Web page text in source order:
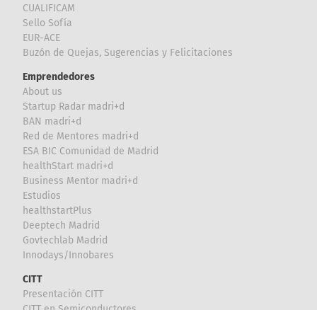
CUALIFICAM
Sello Sofía
EUR-ACE
Buzón de Quejas, Sugerencias y Felicitaciones
Emprendedores
About us
Startup Radar madri+d
BAN madri+d
Red de Mentores madri+d
ESA BIC Comunidad de Madrid
healthStart madri+d
Business Mentor madri+d
Estudios
healthstartPlus
Deeptech Madrid
Govtechlab Madrid
Innodays/Innobares
CITT
Presentación CITT